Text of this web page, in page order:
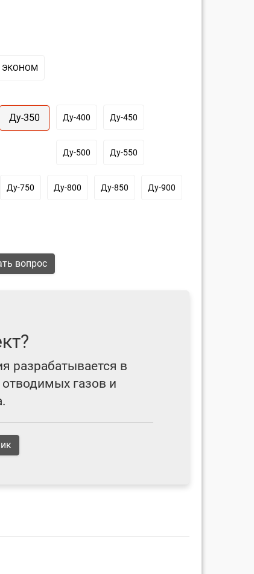
ЭКОНОМ
Ду-350 Ду-400 Ду-450
Ду-500 Ду-550
Ду-750 Ду-800 Ду-850 Ду-900
вопрос
разрабатывается в
газов и